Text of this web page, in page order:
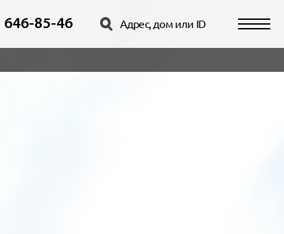
646-85-46